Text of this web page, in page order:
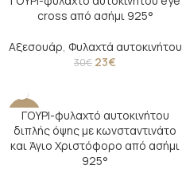
cross από ασήμι 925°
Αξεσουάρ, Φυλαχτά αυτοκινήτου
30€ 23€
-24%
ΓΟΥΡΙ-φυλαχτό αυτοκινήτου
διπλής όψης με κωνσταντινάτο
και Άγιο Χριστόφορο από ασήμι
925°